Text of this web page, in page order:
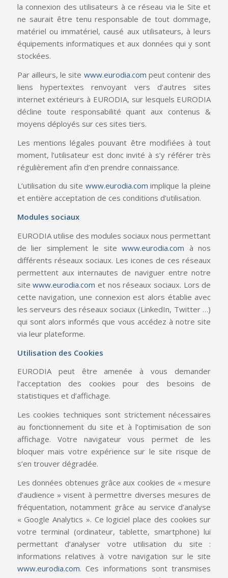
la connexion des utilisateurs à ce réseau via le Site et
ne saurait être tenu responsable de tout dommage,
matériel ou immatériel, causé aux utilisateurs, à leurs
équipements informatiques et aux données qui y sont
stockées.
Par ailleurs, le site www.eurodia.com peut contenir des
liens hypertextes renvoyant vers d’autres sites
internet extérieurs à EURODIA, sur lesquels EURODIA
décline toute responsabilité quant aux contenus &
moyens déployés sur ces sites tiers.
Les mentions légales pouvant être modifiées à tout
moment, l’utilisateur est donc invité à s’y référer très
régulièrement afin d’en prendre connaissance.
L’utilisation du site www.eurodia.com implique la pleine
et entière acceptation de ces conditions d’utilisation.
Modules sociaux
EURODIA utilise des modules sociaux nous permettant
de lier simplement le sitewww.eurodia.com à nos
différents réseaux sociaux. Les icones de ces réseaux
permettent aux internautes de naviguer entre notre
sitewww.eurodia.com et nos réseaux sociaux. Lors de
cette navigation, une connexion est alors établie avec
les serveurs des réseaux sociaux (LinkedIn, Twitter …)
qui sont alors informés que vous accédez à notre site
via leur plateforme.
Utilisation des Cookies
EURODIA peut être amenée à vous demander
l’acceptation des cookies pour des besoins de
statistiques et d’affichage.
Les cookies techniques sont strictement nécessaires
au fonctionnement du site et à l’optimisation de son
affichage. Votre navigateur vous permet de les
bloquer mais votre expérience sur le site risque de
s’en trouver dégradée.
Les données obtenues grâce aux cookies de « mesure
d’audience » visent à permettre diverses mesures de
fréquentation, notamment grâce au service d’analyse
« Google Analytics ». Ce logiciel place des cookies sur
votre terminal (ordinateur, tablette, smartphone) lui
permettant d’analyser votre utilisation du site :
informations relatives à votre navigation sur le site
www.eurodia.com. Ces informations sont transmises